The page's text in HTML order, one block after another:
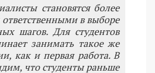
становятся более
в выборе
шагов. Для студентов
занимать такое же
как и первая работа. В
что студенты раньше